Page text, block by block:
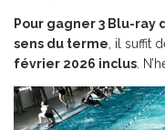
Pour gagner 3 Blu-
sens du terme , il suffit
février 2026 inclus .